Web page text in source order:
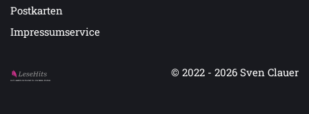
Postkarten
Impressumservice
Auf LeseHits.de findest Du die besten Bücher.
© 2022 - 2026 Sven Clauer